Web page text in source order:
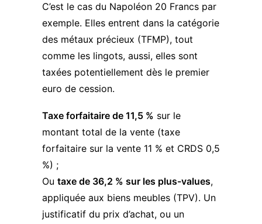
C’est le cas du Napoléon 20 Francs par
exemple. Elles entrent dans la catégorie
des métaux précieux (TFMP), tout
comme les lingots, aussi, elles sont
taxées potentiellement dès le premier
euro de cession.
Taxe forfaitaire de 11,5 % sur le
montant total de la vente (taxe
forfaitaire sur la vente 11 % et CRDS 0,5
%) ;
Ou taxe de 36,2 % sur les plus-values,
appliquée aux biens meubles (TPV). Un
justificatif du prix d’achat, ou un